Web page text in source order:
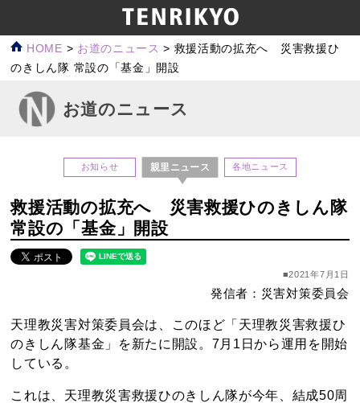
HOME > お道のニュース > 救援活動の拡充へ 災害救援ひ
のきしん隊 常設の「基金」開設
お道のニュース
お知らせ 親里ニュース 各地ニュース
救援活動の拡充へ 災害救援ひのきしん隊
常設の「基金」開設
■2021年7月1日
発信者：災害対策委員会
天理教災害対策委員会は、このほど「天理教災害救援ひ
のきしん隊基金」を新たに開設。7月1日から運用を開始
している。
これは、天理教災害救援ひのきしん隊が今年、結成50周